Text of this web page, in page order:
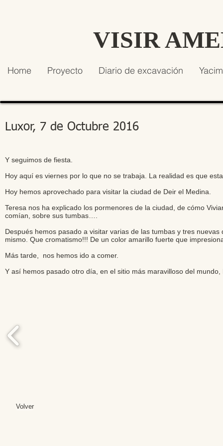
VISIR
Home Proyecto Diario de excavación
Luxor, 7 de Octubre 2016
Y seguimos de fiesta.
Hoy aquí es viernes por lo que no se trabaja. La realidad es que
Hoy hemos aprovechado para visitar la ciudad de Deir el Medina.
Teresa nos ha explicado los pormenores de la ciudad, de cómo
comían, sobre sus tumbas….
Después hemos pasado a visitar varias de las tumbas y tres
mismo. Que cromatismo!!! De un color amarillo fuerte que
Más tarde, nos hemos ido a comer.
Y así hemos pasado otro día, en el sitio más maravilloso del
Volver